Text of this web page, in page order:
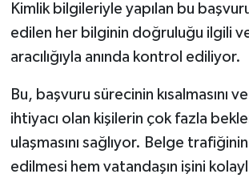
Kimlik bilgileriyle yapılan bu
edilen her bilginin doğruluğu ilgili
aracılığıyla anında kontrol ediliyor.
Bu, başvuru sürecinin kısalmasını
ihtiyacı olan kişilerin çok fazla
ulaşmasını sağlıyor. Belge
edilmesi hem vatandaşın işini